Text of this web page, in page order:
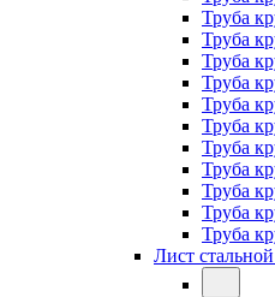
Труба
Труба
Труба
Труба
Труба
Труба
Труба
Труба
Труба
Труба
Труба
Лист стальной